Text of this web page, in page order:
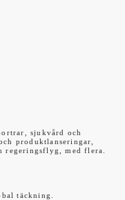
sjukvård och
produktlanseringar,
regeringsflyg, med flera.
täckning.